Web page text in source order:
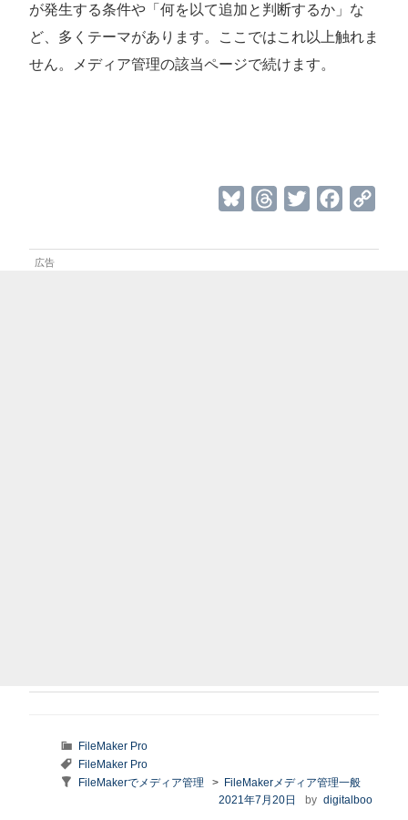
が発生する条件や「何を以て追加と判断するか」な
ど、多くテーマがあります。ここではこれ以上触れま
せん。メディア管理の該当ページで続けます。
u
r
i
c
p
カ
テ
ゴ
FileMaker Pro
タ
グ
FileMaker Pro
Taxonomy:
FileMakerでメディア管理 > FileMakerメディア管理一般
投
2021年7月20日 by digitalboo